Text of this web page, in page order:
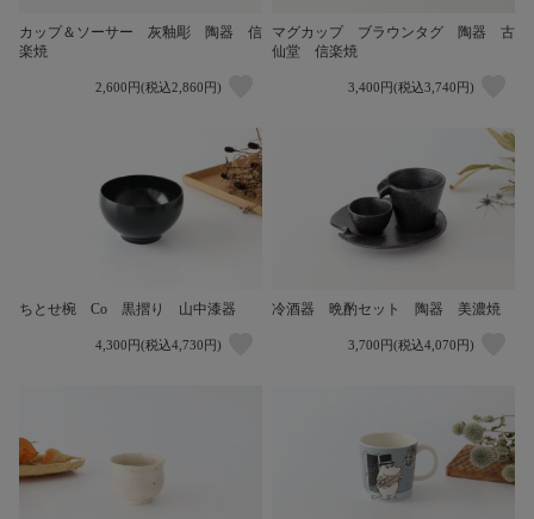
カップ＆ソーサー 灰釉彫 陶器 信
楽焼
2,600円(税込2,860円)
マグカップ ブラウンタグ 陶器 古
仙堂 信楽焼
3,400円(税込3,740円)
ちとせ椀 Co 黒摺り 山中漆器
4,300円(税込4,730円)
冷酒器 晩酌セット 陶器 美濃焼
3,700円(税込4,070円)